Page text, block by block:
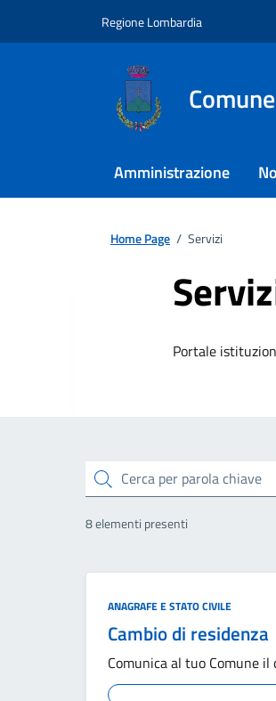
Regione Lombardia
Amministrazione
Home Page / Servizi
Portale
cerca
8 elementi presenti
ANAGRAFE E STATO CIVILE
Cambio di residenza
Comunica al tuo Comune